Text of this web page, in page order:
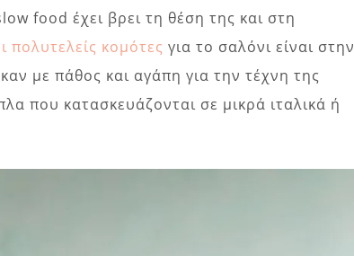
food έχει βρει τη θέση της και στη
πολυτελείς κομότες για το σαλόνι είναι στην
με πάθος και αγάπη για την τέχνη της
που κατασκευάζονται σε μικρά ιταλικά ή